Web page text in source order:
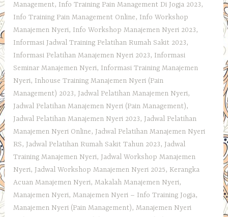
Management, Info Training Pain Management Di Jogja 2023,
Info Training Pain Management Online, Info Workshop
Manajemen Nyeri, Info Workshop Manajemen Nyeri 2023,
Informasi Jadwal Training Pelatihan Rumah Sakit 2023,
Informasi Pelatihan Manajemen Nyeri 2023, Informasi
Seminar Manajemen Nyeri, Informasi Training Manajemen
Nyeri, Inhouse Training Manajemen Nyeri (Pain
Management) 2023, Jadwal Pelatihan Manajemen Nyeri,
Jadwal Pelatihan Manajemen Nyeri (Pain Management),
Jadwal Pelatihan Manajemen Nyeri 2023, Jadwal Pelatihan
Manajemen Nyeri Online, Jadwal Pelatihan Manajemen Nyeri
RS, Jadwal Pelatihan Rumah Sakit Tahun 2023, Jadwal
Training Manajemen Nyeri, Jadwal Workshop Manajemen
Nyeri, Jadwal Workshop Manajemen Nyeri 2025, Kerangka
Acuan Manajemen Nyeri,Makalah Manajemen Nyeri,
Manajemen Nyeri,Manajemen Nyeri – Info Training Jogja,
Manajemen Nyeri (Pain Management),Manajemen Nyeri